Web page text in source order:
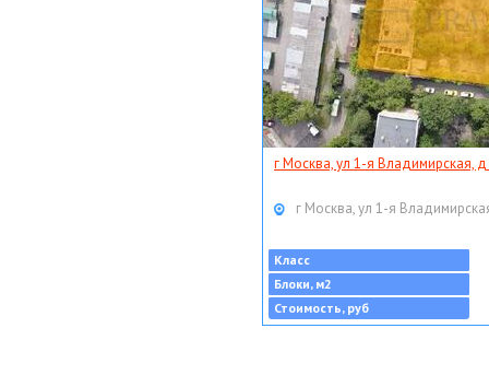
г Москва, ул 1-я Владимирская, д
г Москва, ул 1-я
Класс
Блоки, м2
Стоимость, руб